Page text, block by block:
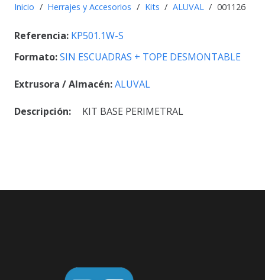
Inicio / Herrajes y Accesorios / Kits / ALUVAL / 001126
Referencia: KP501.1W-S
Formato:SIN ESCUADRAS + TOPE DESMONTABLE
Extrusora / Almacén:ALUVAL
Descripción: KIT BASE PERIMETRAL